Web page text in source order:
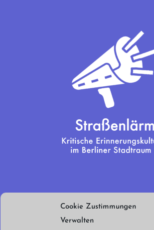
Cookie Zustimmungen
Verwalten
Wir brauchen
euren Support!